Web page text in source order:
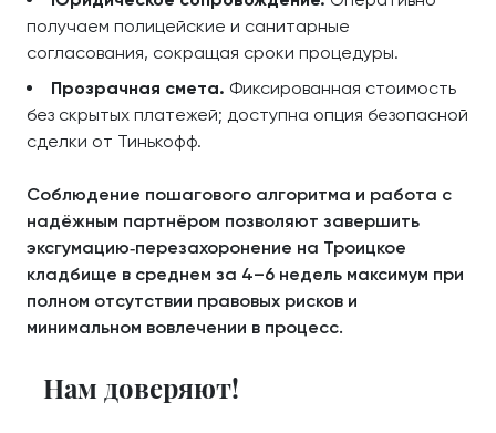
получаем полицейские и санитарные
согласования, сокращая сроки процедуры.
Прозрачная смета. Фиксированная стоимость
без скрытых платежей; доступна опция безопасной
сделки от Тинькофф.
Соблюдение пошагового алгоритма и работа с
надёжным партнёром позволяют завершить
эксгумацию‑перезахоронение на Троицкое
кладбище в среднем за 4–6 недель максимум при
полном отсутствии правовых рисков и
минимальном вовлечении в процесс.
Нам доверяют!